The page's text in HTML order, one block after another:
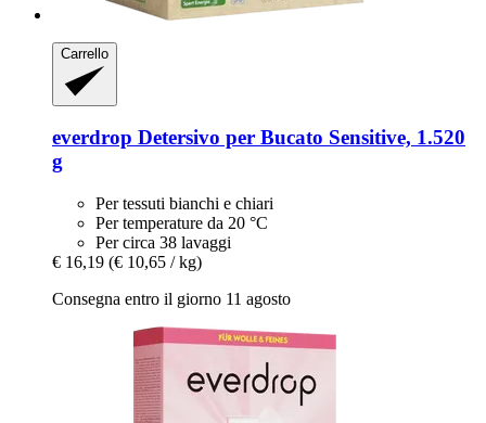
Carrello
everdrop Detersivo per Bucato Sensitive, 1.520
g
Per tessuti bianchi e chiari
Per temperature da 20 °C
Per circa 38 lavaggi
€ 16,19 (€ 10,65 / kg)
Consegna entro il giorno 11 agosto